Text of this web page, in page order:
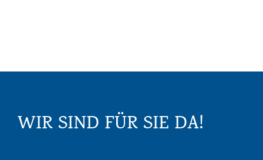
WIR SIND FÜR SIE DA!